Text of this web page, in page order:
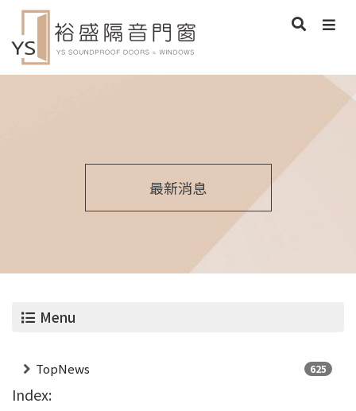
最新消息
Menu
TopNews 625
Index: